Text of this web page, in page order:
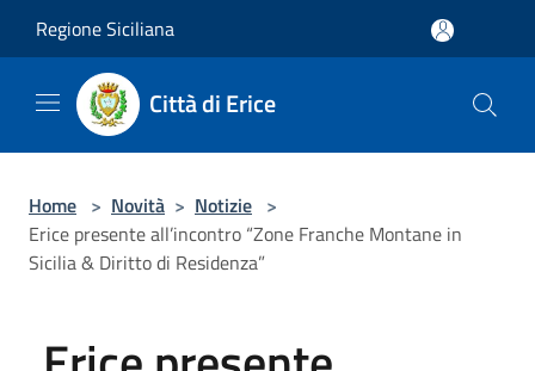
Regione Siciliana
Città di Erice
Home > Novità > Notizie >
Erice presente all’incontro “Zone Franche Montane in
Sicilia & Diritto di Residenza”